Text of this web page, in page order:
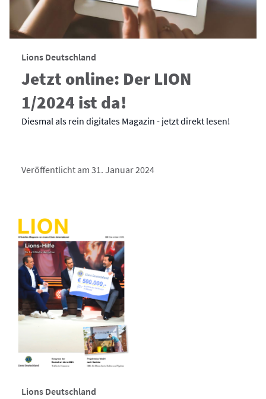
Lions Deutschland
Jetzt online: Der LION
1/2024 ist da!
Diesmal als rein digitales Magazin - jetzt direkt lesen!
Veröffentlicht am 31. Januar 2024
Lions Deutschland